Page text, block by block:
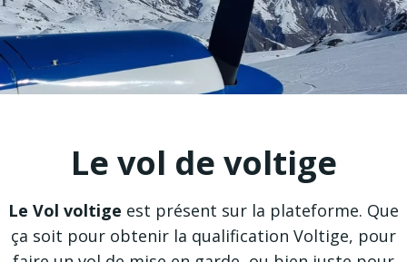
Le vol de voltige
Le Vol voltige est présent sur la plateforme. Que
ça soit pour obtenir la qualification Voltige, pour